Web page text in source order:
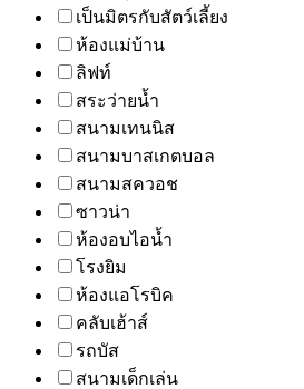
เป็นมิตรกับสัตว์เลี้ยง
ห้องแม่บ้าน
ลิฟท์
สระว่ายน้ำ
สนามเทนนิส
สนามบาสเกตบอล
สนามสควอช
ซาวน่า
ห้องอบไอน้ำ
โรงยิม
ห้องแอโรบิค
คลับเฮ้าส์
รถบัส
สนามเด็กเล่น